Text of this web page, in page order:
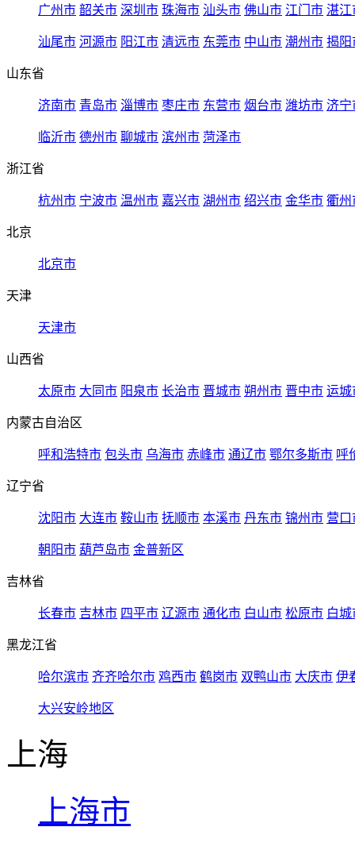
广州市 韶关市 深圳市 珠海市 汕头市 佛山市 江门市 湛江
汕尾市 河源市 阳江市 清远市 东莞市 中山市 潮州市 揭阳
山东省
济南市 青岛市 淄博市 枣庄市 东营市 烟台市 潍坊市 济宁
临沂市 德州市 聊城市 滨州市 菏泽市
浙江省
杭州市 宁波市 温州市 嘉兴市 湖州市 绍兴市 金华市 衢州
北京
北京市
天津
天津市
山西省
太原市 大同市 阳泉市 长治市 晋城市 朔州市 晋中市 运城
内蒙古自治区
呼和浩特市 包头市 乌海市 赤峰市 通辽市 鄂尔多斯市 呼
辽宁省
沈阳市 大连市 鞍山市 抚顺市 本溪市 丹东市 锦州市 营口
朝阳市 葫芦岛市 金普新区
吉林省
长春市 吉林市 四平市 辽源市 通化市 白山市 松原市 白城
黑龙江省
哈尔滨市 齐齐哈尔市 鸡西市 鹤岗市 双鸭山市 大庆市 伊
大兴安岭地区
上海
上海市